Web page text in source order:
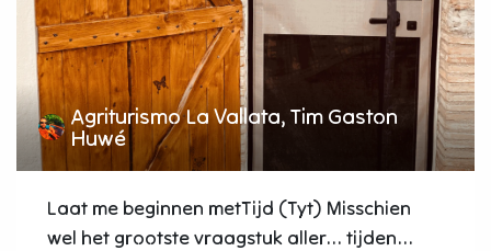
Agriturismo La Vallata, Tim Gaston
Huwé
Laat me beginnen metTijd (Tyt) Misschien
wel het grootste vraagstuk aller... tijden...